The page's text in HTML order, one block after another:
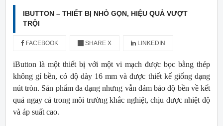
IBUTTON – THIẾT BỊ NHỎ GỌN, HIỆU QUẢ VƯỢT
TRỘI
FACEBOOK SHARE X LINKEDIN
iButton là một thiết bị với một vi mạch được bọc bằng thép
không gỉ bền, có độ dày 16 mm và được thiết kế giống dạng
nút tròn. Sản phẩm đa dạng nhưng vẫn đảm bảo độ bền về kết
quả ngay cả trong môi trường khắc nghiệt, chịu được nhiệt độ
và áp suất cao.